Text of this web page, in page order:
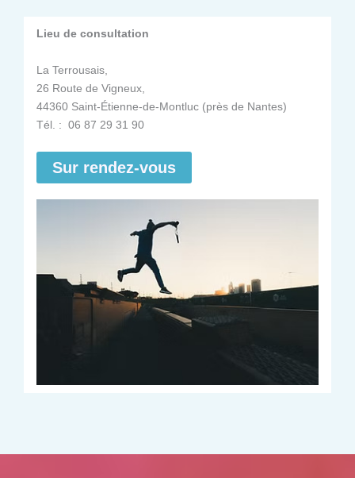
Lieu de consultation
La Terrousais,
26 Route de Vigneux,
44360 Saint-Étienne-de-Montluc (près de Nantes)
Tél. : 06 87 29 31 90
Sur rendez-vous